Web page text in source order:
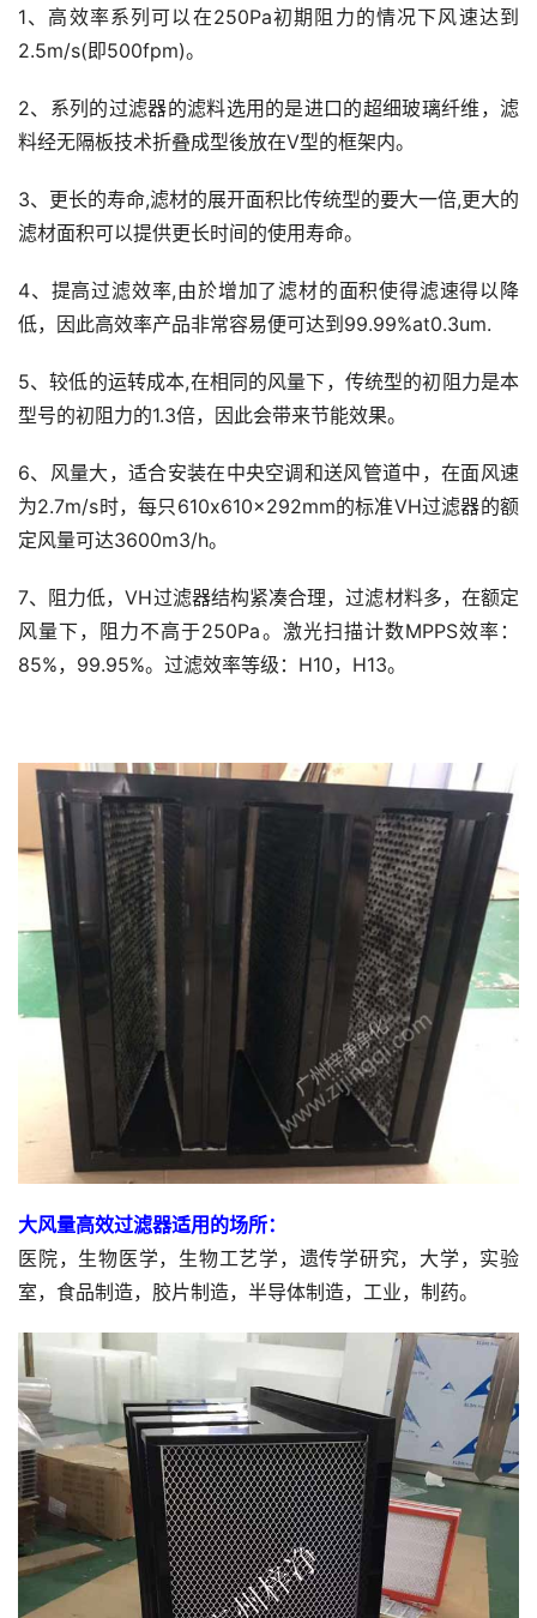
1、高效率系列可以在250Pa初期阻力的情况下风速达到
2.5m/s(即500fpm)。
2、系列的过滤器的滤料选用的是进口的超细玻璃纤维，滤
料经无隔板技术折叠成型後放在V型的框架内。
3、更长的寿命,滤材的展开面积比传统型的要大一倍,更大的
滤材面积可以提供更长时间的使用寿命。
4、提高过滤效率,由於增加了滤材的面积使得滤速得以降
低，因此高效率产品非常容易便可达到99.99%at0.3um.
5、较低的运转成本,在相同的风量下，传统型的初阻力是本
型号的初阻力的1.3倍，因此会带来节能效果。
6、风量大，适合安装在中央空调和送风管道中，在面风速
为2.7m/s时，每只610x610x292mm的标准VH过滤器的额
定风量可达3600m3/h。
7、阻力低，VH过滤器结构紧凑合理，过滤材料多，在额定
风量下，阻力不高于250Pa。激光扫描计数MPPS效率：
85%，99.95%。过滤效率等级：H10，H13。
大风量高效过滤器适用的场所：
医院，生物医学，生物工艺学，遗传学研究，大学，实验
室，食品制造，胶片制造，半导体制造，工业，制药。